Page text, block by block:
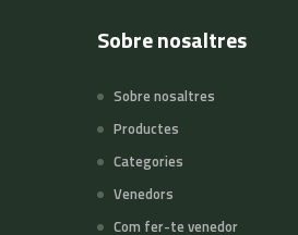
Sobre nosaltres
Sobre nosaltres
Productes
Categories
Venedors
Com fer-te venedor